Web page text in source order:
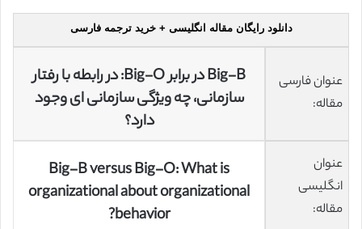
دانلود رایگان مقاله انگلیسی + خرید ترجمه فارسی
عنوان فارسی
مقاله:
Big-B در برابر Big-O: در رابطه با رفتار
سازمانی، چه ویژگی سازمانی ای وجود
دارد؟
عنوان
انگلیسی
مقاله:
Big-B versus Big-O: What is
organizational about organizational
behavior?